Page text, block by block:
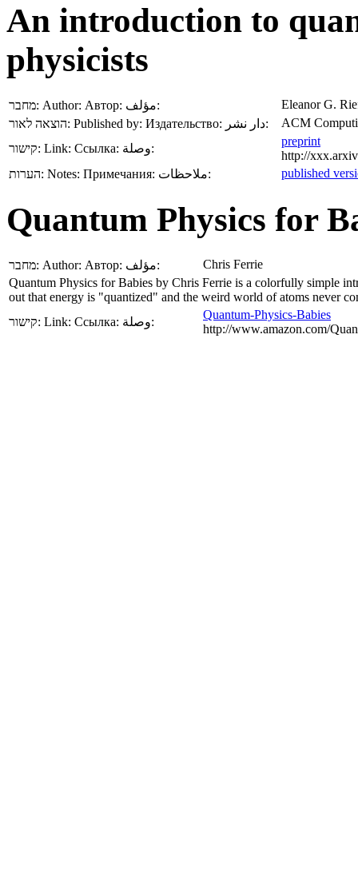
An introduction to
physicists
מחבר: Author: Автор: مؤلف:
Eleanor G.
הוצאה לאור: Published by: Издательство: دار نشر:
ACM
קישור: Link: Ссылка: وصلة:
preprint
http://
הערות: Notes: Примечания: ملاحظات: published
Quantum Physics for
מחבר: Author: Автор: مؤلف:
Chris Ferrie
Quantum Physics for Babies by Chris Ferrie is a colorfully simple
out that energy is "quantized" and the weird world of atoms never
קישור: Link: Ссылка: وصلة:
Quantum-Physics-Babies
http://www.amazon.com/